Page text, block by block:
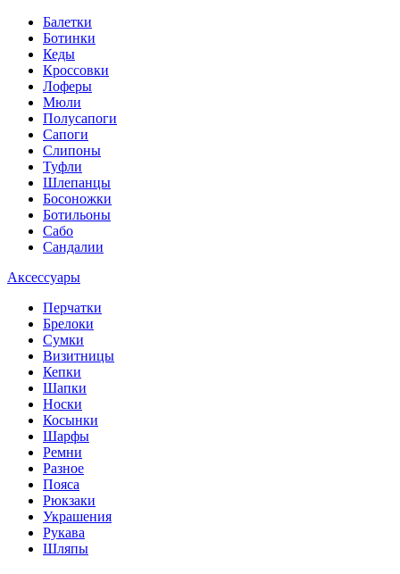
Балетки
Ботинки
Кеды
Кроссовки
Лоферы
Мюли
Полусапоги
Сапоги
Слипоны
Туфли
Шлепанцы
Босоножки
Ботильоны
Сабо
Сандалии
Аксессуары
Перчатки
Брелоки
Сумки
Визитницы
Кепки
Шапки
Носки
Косынки
Шарфы
Ремни
Разное
Пояса
Рюкзаки
Украшения
Рукава
Шляпы